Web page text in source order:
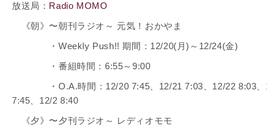
放送局： Radio MOMO
《朝》〜朝刊ラジオ～ 元気！おかやま
・Weekly Push!! 期間：12/20(月)～12/24(金)
・番組時間：6:55～9:00
・O.A.時間： 12/20 7:45 12/21 7:03、 12/22 8:03、
7:45、 12/2 8:40
《夕》〜夕刊ラジオ～ レディオモモ